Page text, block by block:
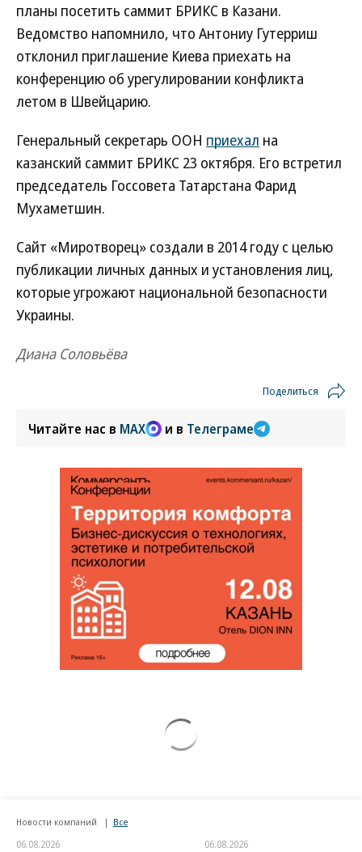
планы посетить саммит БРИКС в Казани.
Ведомство напомнило, что Антониу Гутерриш
отклонил приглашение Киева приехать на
конференцию об урегулировании конфликта
летом в Швейцарию.
Генеральный секретарь ООН приехал на
казанский саммит БРИКС 23 октября. Его встретил
председатель Госсовета Татарстана Фарид
Мухаметшин.
Сайт «Миротворец» создали в 2014 году с целью
публикации личных данных и установления лиц,
которые угрожают национальной безопасности
Украины.
Диана Соловьёва
Поделиться
Читайте нас в MAX и в Телеграме
Новости компаний Все
06.08.2026 06.08.2026